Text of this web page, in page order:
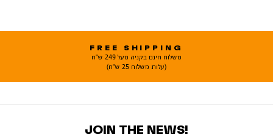
FREE SHIPPING
משלוח חינם בקניה מעל 249 ש"ח
(עלות משלוח 25 ש"ח)
JOIN THE NEWS!